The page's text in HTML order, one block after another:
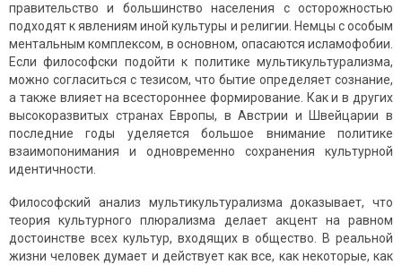
правительство и большинство населения с осторожностью
подходят к явлениям иной культуры и религии. Немцы с особым
ментальным комплексом, в основном, опасаются исламофобии.
Если философски подойти к политике мультикультурализма,
можно согласиться с тезисом, что бытие определяет сознание,
а также влияет на всестороннее формирование. Как и в других
высокоразвитых странах Европы, в Австрии и Швейцарии в
последние годы уделяется большое внимание политике
взаимопонимания и одновременно сохранения культурной
идентичности.
Философский анализ мультикультурализма доказывает, что
теория культурного плюрализма делает акцент на равном
достоинстве всех культур, входящих в общество. В реальной
жизни человек думает и действует как все, как некоторые, как